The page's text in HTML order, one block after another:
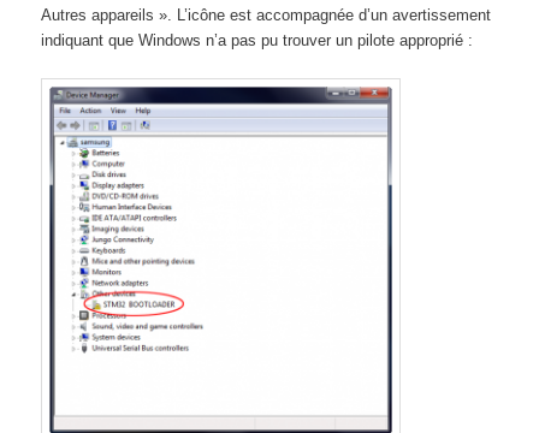
Autres appareils ». L’icône est accompagnée d’un avertissement
indiquant que Windows n’a pas pu trouver un pilote approprié :